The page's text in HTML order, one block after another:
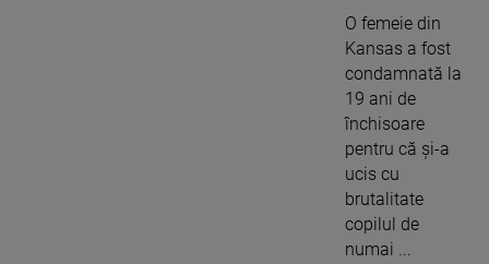
O femeie din
Kansas a fost
condamnată la
19 ani de
închisoare
pentru că și-a
ucis cu
brutalitate
copilul de
numai ...